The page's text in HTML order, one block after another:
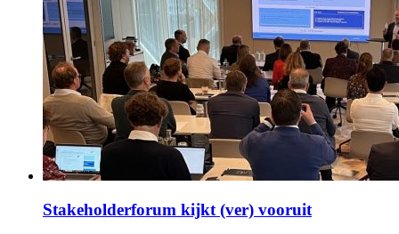
Stakeholderforum kijkt (ver) vooruit